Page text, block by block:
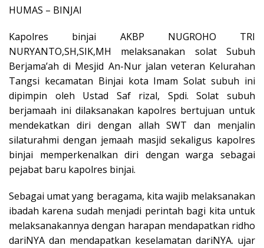
HUMAS – BINJAI
Kapolres binjai AKBP NUGROHO TRI
NURYANTO,SH,SIK,MH melaksanakan solat Subuh
Berjama’ah di Mesjid An-Nur jalan veteran Kelurahan
Tangsi kecamatan Binjai kota Imam Solat subuh ini
dipimpin oleh Ustad Saf rizal, Spdi. Solat subuh
berjamaah ini dilaksanakan kapolres bertujuan untuk
mendekatkan diri dengan allah SWT dan menjalin
silaturahmi dengan jemaah masjid sekaligus kapolres
binjai memperkenalkan diri dengan warga sebagai
pejabat baru kapolres binjai.
Sebagai umat yang beragama, kita wajib melaksanakan
ibadah karena sudah menjadi perintah bagi kita untuk
melaksanakannya dengan harapan mendapatkan ridho
dariNYA dan mendapatkan keselamatan dariNYA. ujar